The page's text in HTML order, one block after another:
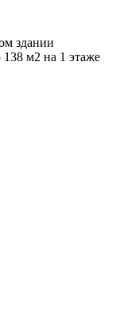
здании
м2 на 1 этаже